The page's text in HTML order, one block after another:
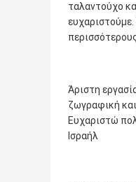
ταλαντούχο
Άριστη
ζωγραφική
Ευχαριστώ
Ισραήλ